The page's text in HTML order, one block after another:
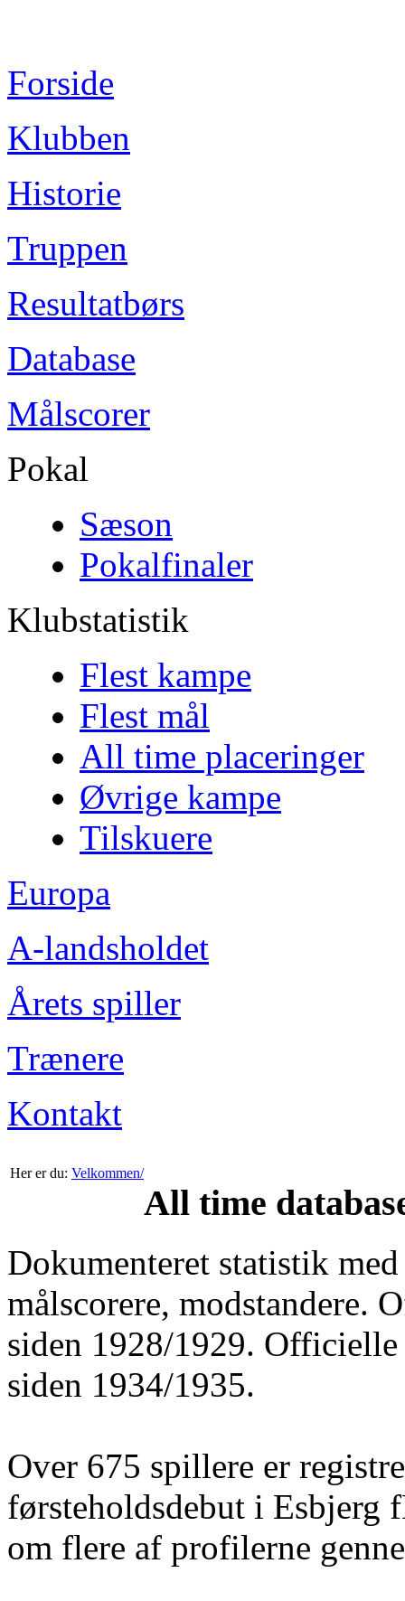
Forside
Klubben
Historie
Truppen
Resultatbørs
Database
Målscorer
Pokal
Sæson
Pokalfinaler
Klubstatistik
Flest kampe
Flest mål
All time placeringer
Øvrige kampe
Tilskuere
Europa
A-landsholdet
Årets spiller
Trænere
Kontakt
Her er du: Velkommen/
All time
Dokumenteret statistik
målscorere, modstandere.
siden 1928/1929.
siden 1934/1935.
Over 675 spillere er
førsteholdsdebut i Esbjerg
om flere af profilerne